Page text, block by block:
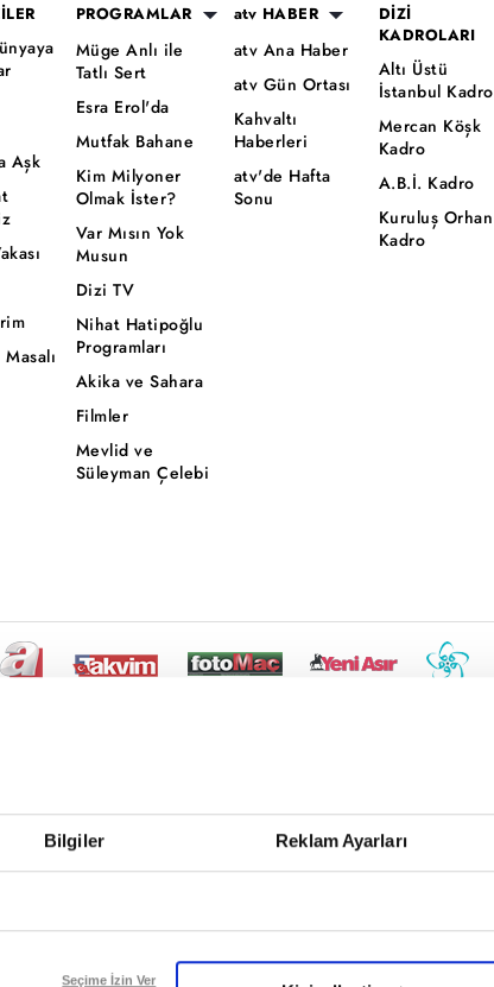
Bilgiler Reklam Ayarları
Seçime İzin Ver
Aşk
PROGRAMLAR
Müge Anlı ile
Tatlı Sert
Esra Erol'da
Mutfak Bahane
Kim Milyoner
Olmak İster?
Var Mısın Yok
Musun
Dizi TV
Nihat Hatipoğlu
Programları
Akika ve Sahara
Filmler
Mevlid ve
Süleyman Çelebi
atv HABER
atv Ana Haber
atv Gün Ortası
Kahvaltı
Haberleri
atv'de Hafta
Sonu
DİZİ
KADROLARI
Altı Üstü
İstanbul Kadro
Mercan Köşk
Kadro
A.B.İ. Kadro
Kuruluş Orhan
Kadro